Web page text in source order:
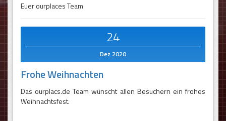
Euer ourplaces Team
24
Dez 2020
Frohe Weihnachten
Das ourplacs.de Team wünscht allen Besuchern ein frohes
Weihnachtsfest.